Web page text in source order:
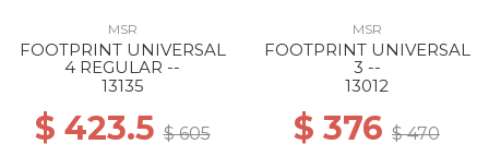
MSR
FOOTPRINT UNIVERSAL
4 REGULAR --
13135
$ 423.5$ 605
MSR
FOOTPRINT UNIVERSAL
3 --
13012
$ 376 $ 470